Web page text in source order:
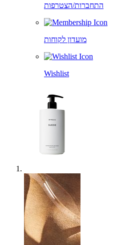
התחברות/הצטרפות
מועדון לקוחות
Wishlist